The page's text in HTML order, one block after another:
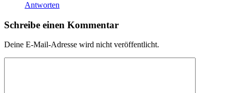
Antworten
Schreibe einen Kommentar
Deine E-Mail-Adresse wird nicht veröffentlicht.